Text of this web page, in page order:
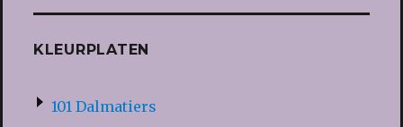
KLEURPLATEN
101 Dalmatiers